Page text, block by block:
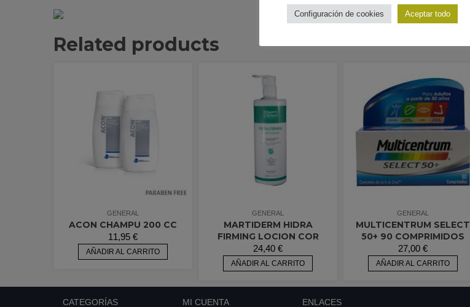
Related products
GENERAL
ACON CHAMPU 200 CC
11,95 €
AÑADIR AL CARRITO
GENERAL
MARTIDERM HIDRA
FIRMING LOCION COR
24,40 €
AÑADIR AL CARRITO
GENERAL
MULTICENTRUM SELECT
50+ 90 COMPRIMIDOS
27,00 €
AÑADIR AL CARRITO
CATEGORÍAS MI CUENTA ENLACES
Configuración de cookies Aceptar todo